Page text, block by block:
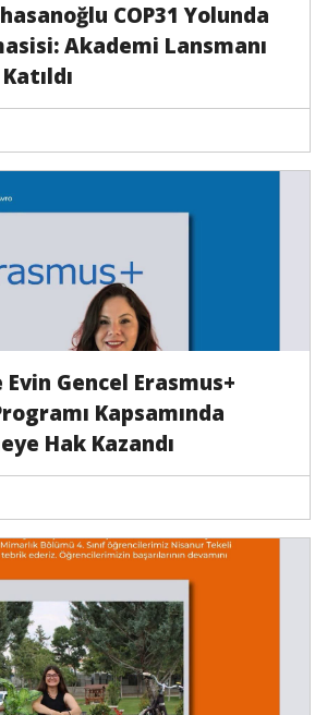
COP31 Yolunda
Akademi Lansmanı
Gencel Erasmus+
Kapsamında
Hak Kazandı